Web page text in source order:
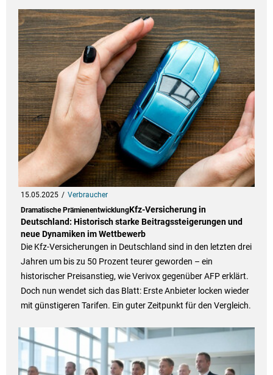
15.05.2025
Verbraucher
Dramatische PrämienentwicklungKfz-Versicherung in
Deutschland: Historisch starke Beitragssteigerungen und
neue Dynamiken im Wettbewerb
Die Kfz-Versicherungen in Deutschland sind in den letzten drei
Jahren um bis zu 50 Prozent teurer geworden – ein
historischer Preisanstieg, wie Verivox gegenüber AFP erklärt.
Doch nun wendet sich das Blatt: Erste Anbieter locken wieder
mit günstigeren Tarifen. Ein guter Zeitpunkt für den Vergleich.